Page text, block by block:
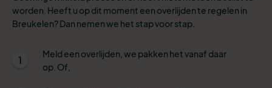
worden. Heeft u op dit moment een overlijden te regelen in
Breukelen? Dan nemen we het stap voor stap.
1
Meld een overlijden, we pakken het vanaf daar
op. Of,